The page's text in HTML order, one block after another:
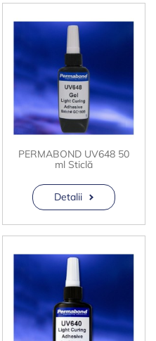
PERMABOND UV648 50
ml Sticlă
Detalii